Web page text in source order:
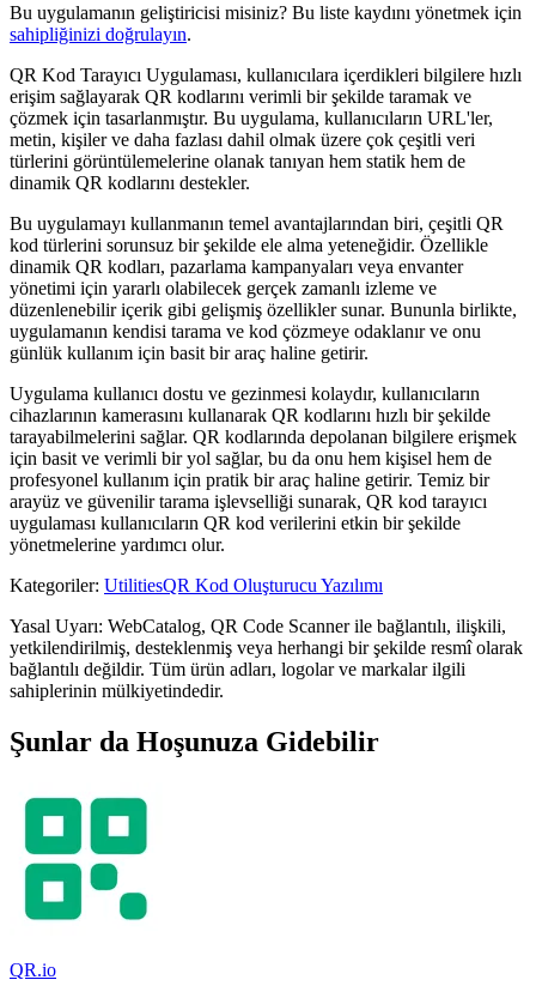
Bu uygulamanın geliştiricisi misiniz? Bu liste kaydını yönetmek için
sahipliğinizi doğrulayın.
QR Kod Tarayıcı Uygulaması, kullanıcılara içerdikleri bilgilere hızlı
erişim sağlayarak QR kodlarını verimli bir şekilde taramak ve
çözmek için tasarlanmıştır. Bu uygulama, kullanıcıların URL'ler,
metin, kişiler ve daha fazlası dahil olmak üzere çok çeşitli veri
türlerini görüntülemelerine olanak tanıyan hem statik hem de
dinamik QR kodlarını destekler.
Bu uygulamayı kullanmanın temel avantajlarından biri, çeşitli QR
kod türlerini sorunsuz bir şekilde ele alma yeteneğidir. Özellikle
dinamik QR kodları, pazarlama kampanyaları veya envanter
yönetimi için yararlı olabilecek gerçek zamanlı izleme ve
düzenlenebilir içerik gibi gelişmiş özellikler sunar. Bununla birlikte,
uygulamanın kendisi tarama ve kod çözmeye odaklanır ve onu
günlük kullanım için basit bir araç haline getirir.
Uygulama kullanıcı dostu ve gezinmesi kolaydır, kullanıcıların
cihazlarının kamerasını kullanarak QR kodlarını hızlı bir şekilde
tarayabilmelerini sağlar. QR kodlarında depolanan bilgilere erişmek
için basit ve verimli bir yol sağlar, bu da onu hem kişisel hem de
profesyonel kullanım için pratik bir araç haline getirir. Temiz bir
arayüz ve güvenilir tarama işlevselliği sunarak, QR kod tarayıcı
uygulaması kullanıcıların QR kod verilerini etkin bir şekilde
yönetmelerine yardımcı olur.
Kategoriler: UtilitiesQR Kod Oluşturucu Yazılımı
Yasal Uyarı: WebCatalog, QR Code Scanner ile bağlantılı, ilişkili,
yetkilendirilmiş, desteklenmiş veya herhangi bir şekilde resmî olarak
bağlantılı değildir. Tüm ürün adları, logolar ve markalar ilgili
sahiplerinin mülkiyetindedir.
Şunlar da Hoşunuza Gidebilir
QR.io